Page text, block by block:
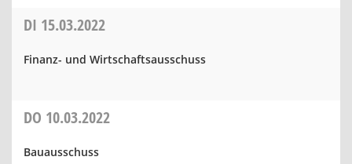
DI 15.03.2022
Finanz- und Wirtschaftsausschuss
DO 10.03.2022
Bauausschuss